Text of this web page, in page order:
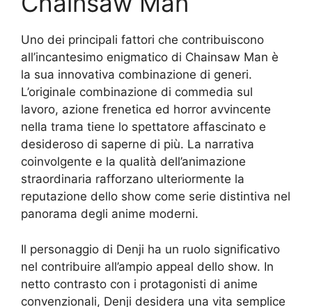
Uno dei principali fattori che contribuiscono
all’incantesimo enigmatico di Chainsaw Man è
la sua innovativa combinazione di generi.
L’originale combinazione di commedia sul
lavoro, azione frenetica ed horror avvincente
nella trama tiene lo spettatore affascinato e
desideroso di saperne di più. La narrativa
coinvolgente e la qualità dell’animazione
straordinaria rafforzano ulteriormente la
reputazione dello show come serie distintiva nel
panorama degli anime moderni.
Il personaggio di Denji ha un ruolo significativo
nel contribuire all’ampio appeal dello show. In
netto contrasto con i protagonisti di anime
convenzionali, Denji desidera una vita semplice